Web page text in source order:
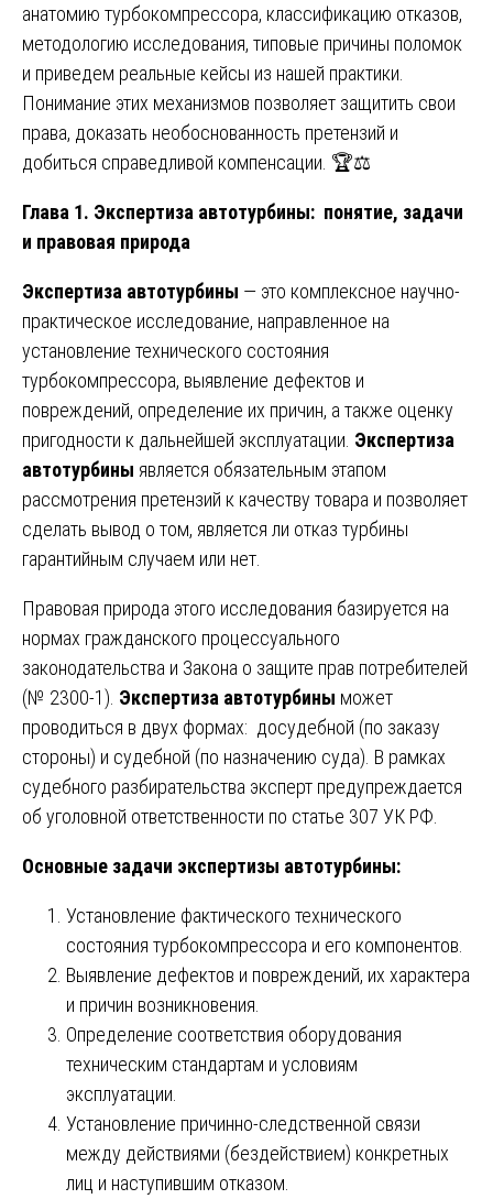
анатомию турбокомпрессора, классификацию отказов,
методологию исследования, типовые причины поломок
и приведем реальные кейсы из нашей практики.
Понимание этих механизмов позволяет защитить свои
права, доказать необоснованность претензий и
добиться справедливой компенсации. 🏆⚖️
Глава 1. Экспертиза автотурбины: понятие, задачи
и правовая природа
Экспертиза автотурбины — это комплексное научно-
практическое исследование, направленное на
установление технического состояния
турбокомпрессора, выявление дефектов и
повреждений, определение их причин, а также оценку
пригодности к дальнейшей эксплуатации. Экспертиза
автотурбины является обязательным этапом
рассмотрения претензий к качеству товара и позволяет
сделать вывод о том, является ли отказ турбины
гарантийным случаем или нет.
Правовая природа этого исследования базируется на
нормах гражданского процессуального
законодательства и Закона о защите прав потребителей
(№ 2300-1). Экспертиза автотурбины может
проводиться в двух формах: досудебной (по заказу
стороны) и судебной (по назначению суда). В рамках
судебного разбирательства эксперт предупреждается
об уголовной ответственности по статье 307 УК РФ.
Основные задачи экспертизы автотурбины:
Установление фактического технического
состояния турбокомпрессора и его компонентов.
Выявление дефектов и повреждений, их характера
и причин возникновения.
Определение соответствия оборудования
техническим стандартам и условиям
эксплуатации.
Установление причинно-следственной связи
между действиями (бездействием) конкретных
лиц и наступившим отказом.